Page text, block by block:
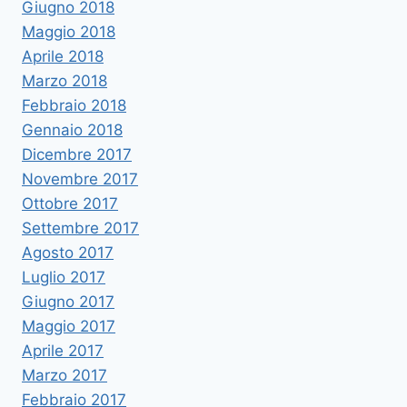
Giugno 2018
Maggio 2018
Aprile 2018
Marzo 2018
Febbraio 2018
Gennaio 2018
Dicembre 2017
Novembre 2017
Ottobre 2017
Settembre 2017
Agosto 2017
Luglio 2017
Giugno 2017
Maggio 2017
Aprile 2017
Marzo 2017
Febbraio 2017